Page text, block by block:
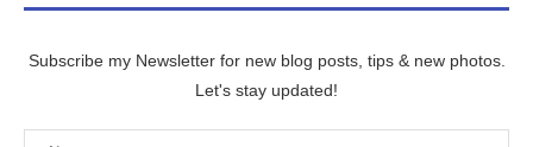
Subscribe my Newsletter for new blog posts, tips & new photos.
Let's stay updated!